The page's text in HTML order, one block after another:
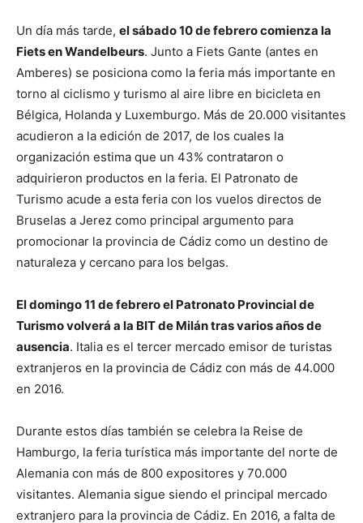
Un día más tarde, el sábado 10 de febrero comienza la
Fiets en Wandelbeurs. Junto a Fiets Gante (antes en
Amberes) se posiciona como la feria más importante en
torno al ciclismo y turismo al aire libre en bicicleta en
Bélgica, Holanda y Luxemburgo. Más de 20.000 visitantes
acudieron a la edición de 2017, de los cuales la
organización estima que un 43% contrataron o
adquirieron productos en la feria. El Patronato de
Turismo acude a esta feria con los vuelos directos de
Bruselas a Jerez como principal argumento para
promocionar la provincia de Cádiz como un destino de
naturaleza y cercano para los belgas.
El domingo 11 de febrero el Patronato Provincial de
Turismo volverá a la BIT de Milán tras varios años de
ausencia. Italia es el tercer mercado emisor de turistas
extranjeros en la provincia de Cádiz con más de 44.000
en 2016.
Durante estos días también se celebra la Reise de
Hamburgo, la feria turística más importante del norte de
Alemania con más de 800 expositores y 70.000
visitantes. Alemania sigue siendo el principal mercado
extranjero para la provincia de Cádiz. En 2016, a falta de